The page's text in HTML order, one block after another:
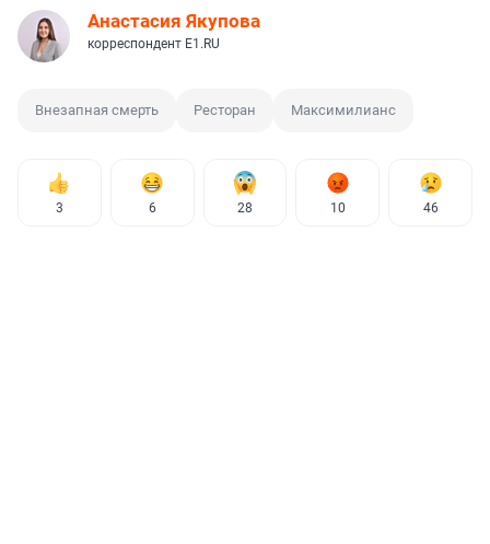
Анастасия Якупова
корреспондент E1.RU
Внезапная смерть Ресторан Максимилианс
3 6 28 10 46